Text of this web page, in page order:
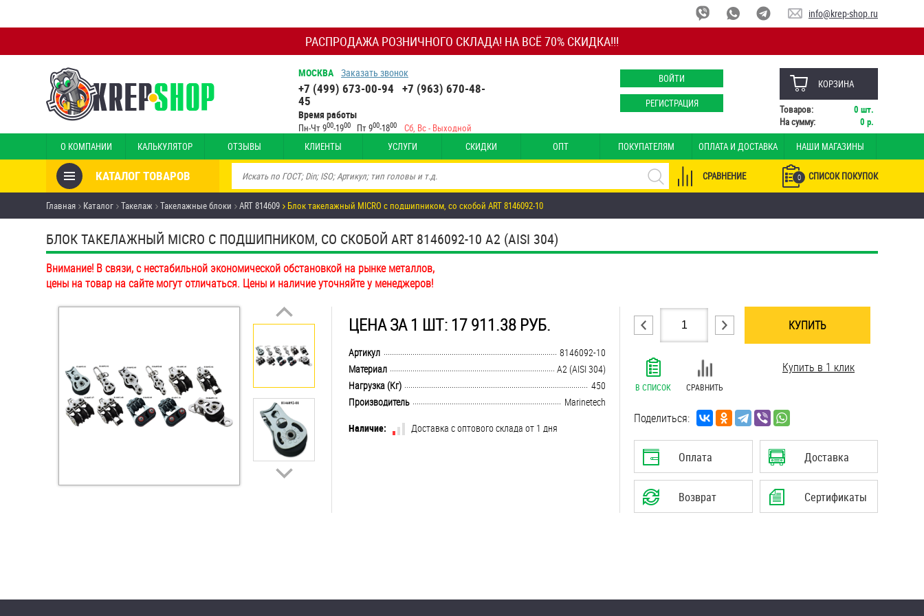
РАСПРОДАЖА РОЗНИЧНОГО СКЛАДА! НА ВСЁ 70% СКИДКА!!!
info@krep-shop.ru
МОСКВА Заказать звонок
+7 (499) 673-00-94 +7 (963) 670-48-
45
Время работы
Пн-Чт 900-1900 Пт 900-1800 Сб, Вс - Выходной
ВОЙТИ
РЕГИСТРАЦИЯ
КОРЗИНА
Товаров: 0 шт.
На сумму:
0 р.
О КОМПАНИИ КАЛЬКУЛЯТОР ОТЗЫВЫ КЛИЕНТЫ УСЛУГИ СКИДКИ ОПТ ПОКУПАТЕЛЯМ ОПЛАТА И ДОСТАВКА НАШИ МАГАЗИНЫ
КАТАЛОГ ТОВАРОВ 0 СПИСОК ПОКУПОК
СРАВНЕНИЕ
Товары со скидкой
Анкеры
Антивандальный крепёж,
инструмент
Болты и винты
Дюбели
Дюймовый крепёж
Оснастка и аксессуары для
Главная Каталог Такелаж Такелажные блоки ART 814609 Блок такелажный MICRO с подшипником, со скобой ART 8146092-10
БЛОК ТАКЕЛАЖНЫЙ MICRO С ПОДШИПНИКОМ, СО СКОБОЙ ART 8146092-10 А2 (AISI 304)
Внимание! В связи, с нестабильной экономической обстановкой на рынке металлов,
цены на товар на сайте могут отличаться. Цены и наличие уточняйте у менеджеров!
ЦЕНА ЗА 1 ШТ: 17 911.38 РУБ.
........................................................................................................................................................................................................
Артикул
8146092-10
........................................................................................................................................................................................................
Материал
А2 (AISI 304)
........................................................................................................................................................................................................
Нагрузка (Кг)
450
........................................................................................................................................................................................................
Производитель
Marinetech
Наличие:
Доставка с оптового склада от 1 дня
КУПИТЬ
В СПИСОК СРАВНИТЬ
Купить в 1 клик
Поделиться:
Оплата Доставка
Возврат Сертификаты